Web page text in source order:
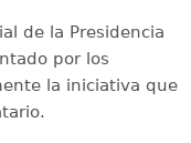
de la Presidencia
por los
la iniciativa que